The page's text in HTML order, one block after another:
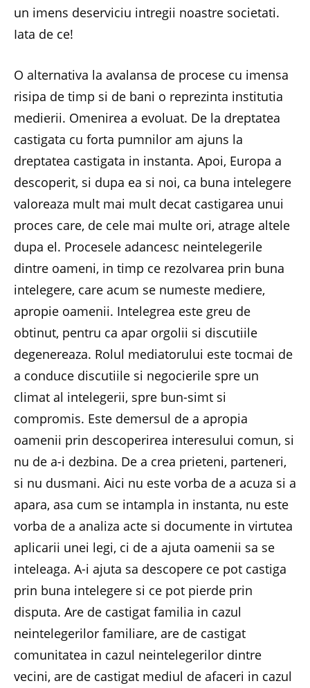
un imens deserviciu intregii noastre societati.
Iata de ce!
O alternativa la avalansa de procese cu imensa
risipa de timp si de bani o reprezinta institutia
medierii. Omenirea a evoluat. De la dreptatea
castigata cu forta pumnilor am ajuns la
dreptatea castigata in instanta. Apoi, Europa a
descoperit, si dupa ea si noi, ca buna intelegere
valoreaza mult mai mult decat castigarea unui
proces care, de cele mai multe ori, atrage altele
dupa el. Procesele adancesc neintelegerile
dintre oameni, in timp ce rezolvarea prin buna
intelegere, care acum se numeste mediere,
apropie oamenii. Intelegrea este greu de
obtinut, pentru ca apar orgolii si discutiile
degenereaza. Rolul mediatorului este tocmai de
a conduce discutiile si negocierile spre un
climat al intelegerii, spre bun-simt si
compromis. Este demersul de a apropia
oamenii prin descoperirea interesului comun, si
nu de a-i dezbina. De a crea prieteni, parteneri,
si nu dusmani. Aici nu este vorba de a acuza si a
apara, asa cum se intampla in instanta, nu este
vorba de a analiza acte si documente in virtutea
aplicarii unei legi, ci de a ajuta oamenii sa se
inteleaga. A-i ajuta sa descopere ce pot castiga
prin buna intelegere si ce pot pierde prin
disputa. Are de castigat familia in cazul
neintelegerilor familiare, are de castigat
comunitatea in cazul neintelegerilor dintre
vecini, are de castigat mediul de afaceri in cazul